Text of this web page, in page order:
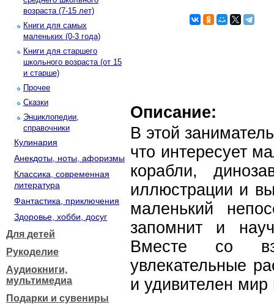
возраста (7-15 лет)
Книги для самых
маленьких (0-3 года)
Книги для старшего
школьного возраста (от 15
и старше)
Прочее
Сказки
Энциклопедии,
справочники
Кулинария
Анекдоты, ноты, афоризмы
Классика, современная
литература
Фантастика, приключения
Здоровье, хобби, досуг
Для детей
Рукоделие
Аудиокниги,
мультимедиа
Подарки и сувениры
Описание:
В этой
что интересует
корабли,
иллюстрации и
маленький
запомнит и
Вместе со
увлекательные
и удивителен мир